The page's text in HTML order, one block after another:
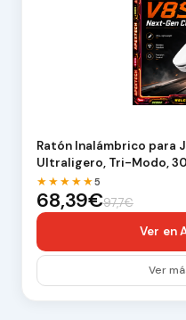
Ratón Inalámbrico para
Ultraligero, Tri-Modo,
★★★★★5
68,39€97,7€
Ver en
Ver